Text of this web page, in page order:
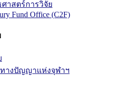
าสตร์การวิจัย
Fund Office (C2F)
างปัญญาแห่งจุฬาฯ